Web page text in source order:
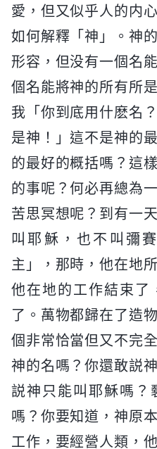
愛，但又似乎人的内
如何解釋「神」。神
形容，但没有一個名
個名能將神的所有所
我「你到底用什麽名
是神！」這不是神的
的最好的概括嗎？這
的事呢？何必再總為
苦思冥想呢？到有一
叫耶穌，也不叫彌
主」，那時，他在地
他在地的工作結束了
了。萬物都歸在了造
個非常恰當但又不完
神的名嗎？你還敢説
説神只能叫耶穌嗎？
嗎？你要知道，神原
工作，要經營人類，